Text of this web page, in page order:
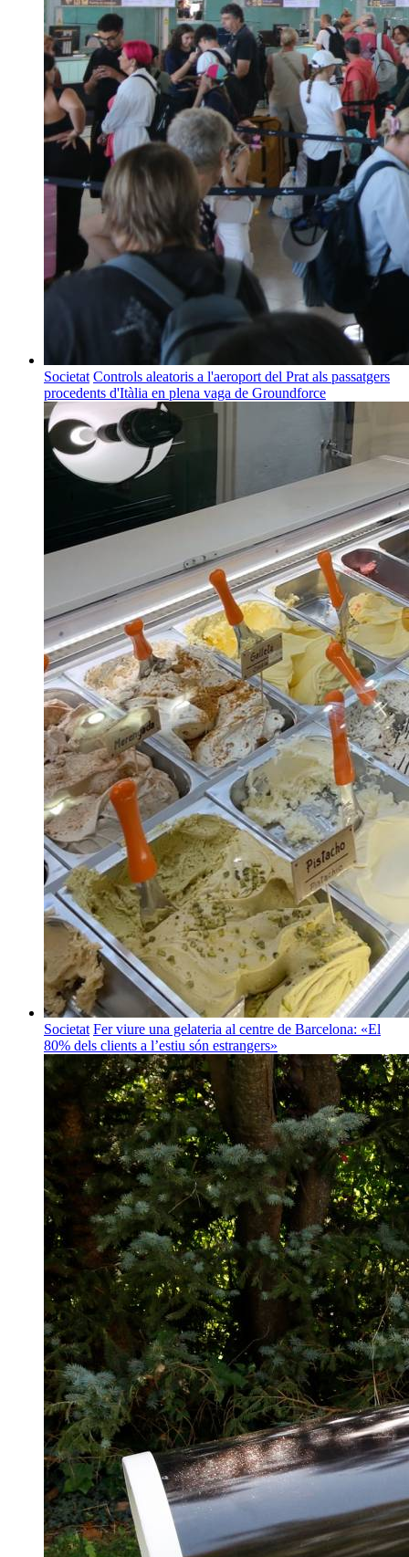
Societat Controls aleatoris a l'aeroport del Prat als passatgers
procedents d'Itàlia en plena vaga de Groundforce
Societat Fer viure una gelateria al centre de Barcelona: «El
80% dels clients a l’estiu són estrangers»